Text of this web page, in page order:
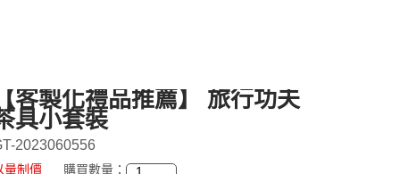
客製化禮品推薦】 旅行功夫
具小套裝
2023060556
量制價 購買數量：